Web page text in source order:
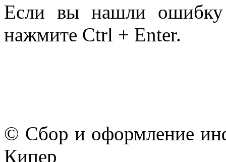
Если вы нашли ошибку
нажмите Ctrl + Enter.
© Сбор и оформление
Кипер